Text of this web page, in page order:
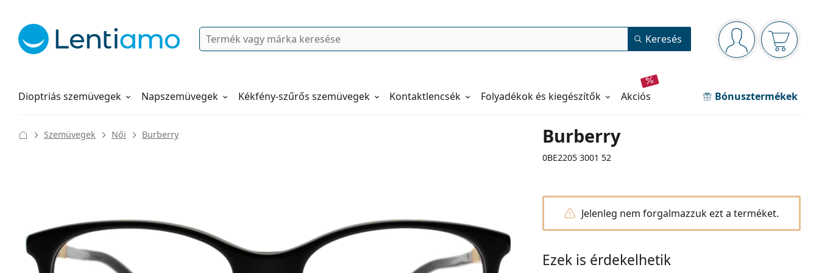
Navigációs panel
Bejelentkezve
Kosara
Keresés Keresés
Kontaktlencsék
Folyadékok
Dioptriás szemüvegek Napszemüvegek Kékfény-szűrős szemüvegek Folyadékok és kiegészítők akciós Bónusztermékek
Hogyan rendeljen
Burberry
0BE2205 3001 52
Szemüvegek Női Burberry
Jelenleg nem forgalmazzuk ezt a terméket.
Ezek is érdekelhetik